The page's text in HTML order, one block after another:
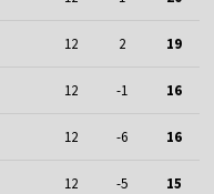
12 2 19
12 -1 16
12 -6 16
12 -5 15